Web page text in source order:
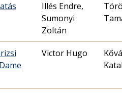
Illés Endre,
Sumonyi
Zoltán
Victor Hugo